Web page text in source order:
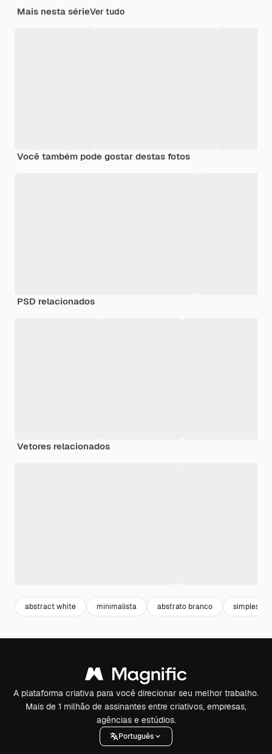
Mais nesta sérieVer tudo
Você também pode gostar destas fotos
PSD relacionados
Vetores relacionados
abstract white minimalista abstrato branco simples
A plataforma criativa para você direcionar seu melhor trabalho.
Mais de 1 milhão de assinantes entre criativos, empresas,
agências e estúdios.
Português